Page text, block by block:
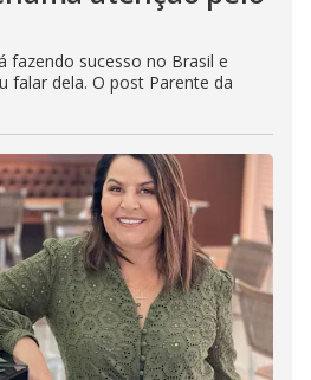
fazendo sucesso no Brasil e
falar dela. O post Parente da